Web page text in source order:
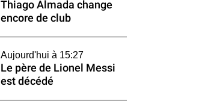
Thiago Almada change
encore de club
Aujourd'hui à 15:27
Le père de Lionel Messi
est décédé